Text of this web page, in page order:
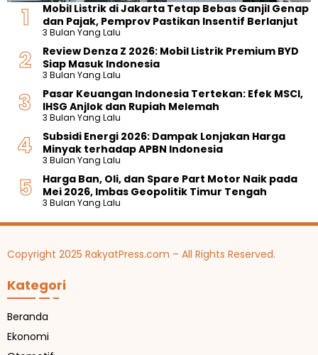
Mobil Listrik di Jakarta Tetap Bebas Ganjil Genap
dan Pajak, Pemprov Pastikan Insentif Berlanjut
3 Bulan Yang Lalu
Review Denza Z 2026: Mobil Listrik Premium BYD
Siap Masuk Indonesia
3 Bulan Yang Lalu
Pasar Keuangan Indonesia Tertekan: Efek MSCI,
IHSG Anjlok dan Rupiah Melemah
3 Bulan Yang Lalu
Subsidi Energi 2026: Dampak Lonjakan Harga
Minyak terhadap APBN Indonesia
3 Bulan Yang Lalu
Harga Ban, Oli, dan Spare Part Motor Naik pada
Mei 2026, Imbas Geopolitik Timur Tengah
3 Bulan Yang Lalu
Copyright 2025 RakyatPress.com – All Rights Reserved.
Kategori
Beranda
Ekonomi